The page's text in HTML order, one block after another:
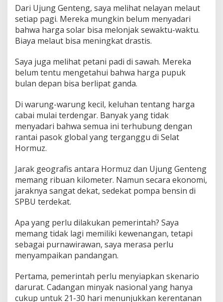
Dari Ujung Genteng, saya melihat nelayan melaut
setiap pagi. Mereka mungkin belum menyadari
bahwa harga solar bisa melonjak sewaktu-waktu.
Biaya melaut bisa meningkat drastis.
Saya juga melihat petani padi di sawah. Mereka
belum tentu mengetahui bahwa harga pupuk
bulan depan bisa berlipat ganda.
Di warung-warung kecil, keluhan tentang harga
cabai mulai terdengar. Banyak yang tidak
menyadari bahwa semua ini terhubung dengan
rantai pasok global yang terganggu di Selat
Hormuz.
Jarak geografis antara Hormuz dan Ujung Genteng
memang ribuan kilometer. Namun secara ekonomi,
jaraknya sangat dekat, sedekat pompa bensin di
SPBU terdekat.
Apa yang perlu dilakukan pemerintah? Saya
memang tidak lagi memiliki kewenangan, tetapi
sebagai purnawirawan, saya merasa perlu
menyampaikan pandangan.
Pertama, pemerintah perlu menyiapkan skenario
darurat. Cadangan minyak nasional yang hanya
cukup untuk 21-30 hari menunjukkan kerentanan